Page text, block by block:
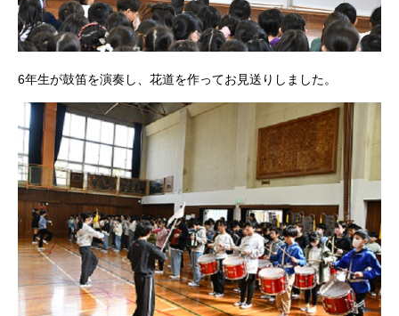
6年生が鼓笛を演奏し、花道を作ってお見送りしました。